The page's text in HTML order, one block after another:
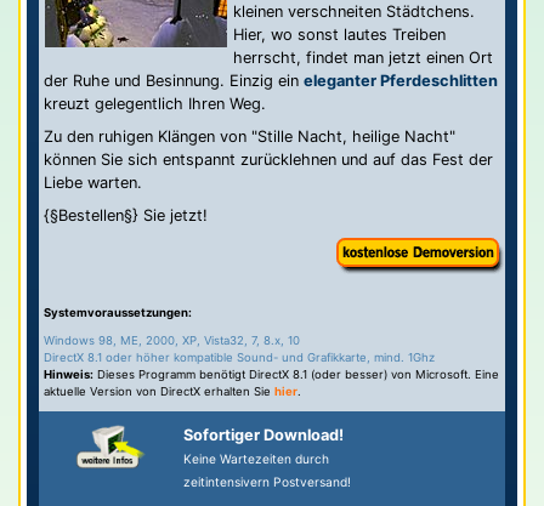
kleinen verschneiten Städtchens.
Hier, wo sonst lautes Treiben
herrscht, findet man jetzt einen Ort
der Ruhe und Besinnung. Einzig eineleganter Pferdeschlitten
kreuzt gelegentlich Ihren Weg.
Zu den ruhigen Klängen von "Stille Nacht, heilige Nacht"
können Sie sich entspannt zurücklehnen und auf das Fest der
Liebe warten.
{§Bestellen§} Sie jetzt!
Systemvoraussetzungen:
Windows 98, ME, 2000, XP, Vista32, 7, 8.x, 10
DirectX 8.1 oder höher kompatible Sound- und Grafikkarte, mind. 1Ghz
Hinweis: Dieses Programm benötigt DirectX 8.1 (oder besser) von Microsoft. Eine
aktuelle Version von DirectX erhalten Siehier
Sofortiger Download!
Keine Wartezeiten durch
zeitintensivern Postversand!